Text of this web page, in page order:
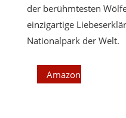
der berühmtesten
einzigartige
Nationalpark der Welt.
Amazon